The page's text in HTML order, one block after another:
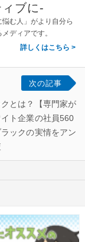
ィブに-
む人」がより自分ら
ディアです。
詳しくはこちら
次の記事
とは？【専門家が
ト企業の社員560
ックの実情をアン